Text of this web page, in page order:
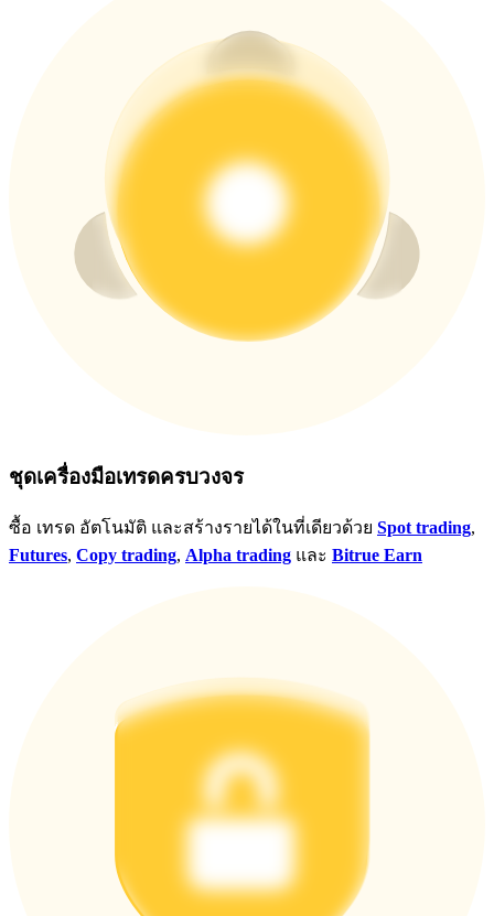
ชุดเครื่องมือเทรดครบวงจร
ซื้อ เทรด อัตโนมัติ และสร้างรายได้ในที่เดียวด้วย Spot trading,
Futures, Copy trading, Alpha trading และ Bitrue Earn